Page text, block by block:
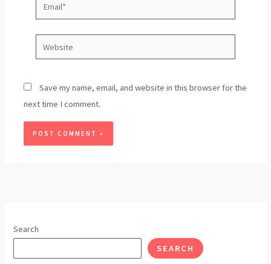
Search
SEARCH
Website
Save my name, email, and website in this browser for the
next time I comment.